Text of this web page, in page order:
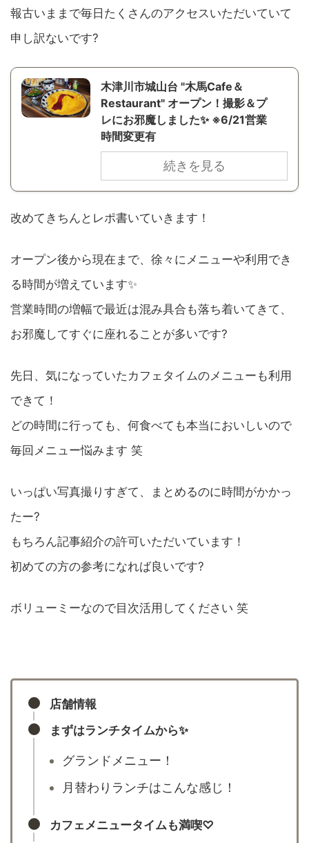
報古いままで毎日たくさんのアクセスいただいていて
申し訳ないです?
木津川市城山台 "木馬Cafe＆
Restaurant" オープン！撮影＆プ
レにお邪魔しました✨ ※6/21営業
時間変更有
続きを見る
改めてきちんとレポ書いていきます！
オープン後から現在まで、徐々にメニューや利用でき
る時間が増えています✨
営業時間の増幅で最近は混み具合も落ち着いてきて、
お邪魔してすぐに座れることが多いです?
先日、気になっていたカフェタイムのメニューも利用
できて！
どの時間に行っても、何食べても本当においしいので
毎回メニュー悩みます 笑
いっぱい写真撮りすぎて、まとめるのに時間がかかっ
たー?
もちろん記事紹介の許可いただいています！
初めての方の参考になれば良いです?
ボリューミーなので目次活用してください 笑
店舗情報
まずはランチタイムから✨
グランドメニュー！
月替わりランチはこんな感じ！
カフェメニュータイムも満喫♡